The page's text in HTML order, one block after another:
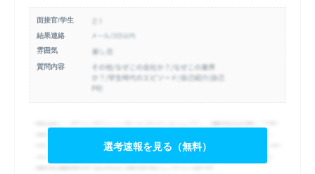
面接官/学生
結果連絡
雰囲気
質問内容
選考速報を見る（無料）